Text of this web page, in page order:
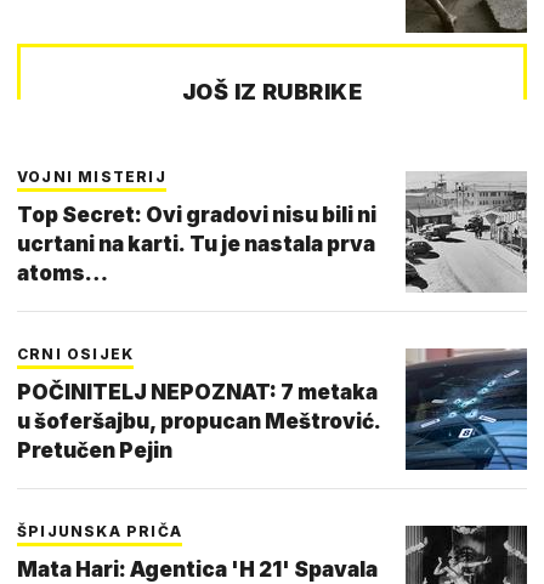
JOŠ IZ RUBRIKE
VOJNI MISTERIJ
Top Secret: Ovi gradovi nisu bili ni
ucrtani na karti. Tu je nastala prva
atoms…
CRNI OSIJEK
POČINITELJ NEPOZNAT: 7 metaka
u šoferšajbu, propucan Meštrović.
Pretučen Pejin
ŠPIJUNSKA PRIČA
Mata Hari: Agentica 'H 21' Spavala